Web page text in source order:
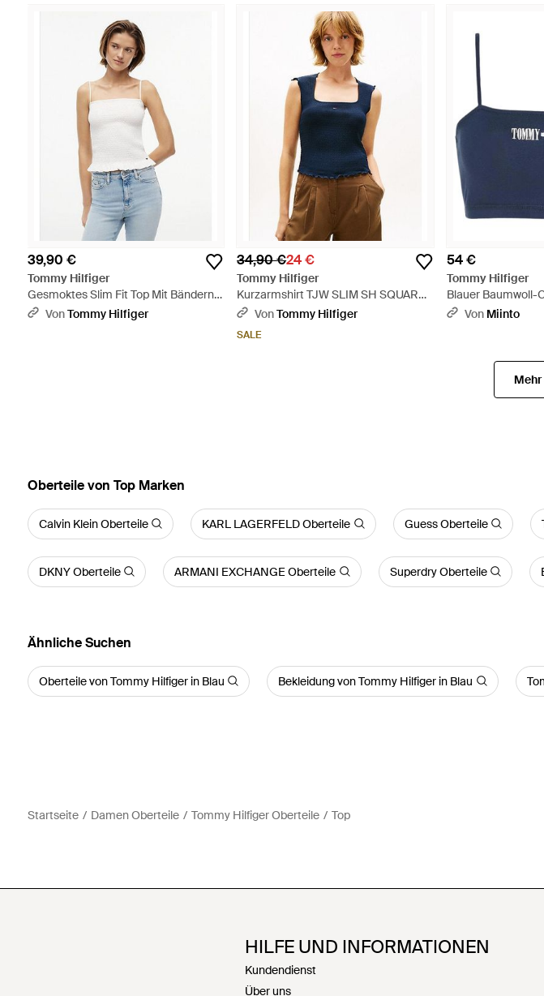
39,90 €
Tommy Hilfiger
Gesmoktes Slim Fit Top Mit Bändern -
WeißVonTommy Hilfiger
34,90 €24 €
Tommy Hilfiger
Kurzarmshirt TJW SLIM SH SQUARE
NCK SMOCK TOP mit dem gewellten
VonTommy Hilfiger
SALE
54 €
Tommy Hilfiger
Blauer Baumwoll-
Archiv - Blau
Von Miinto
Mehr
Oberteile von Top Marken
Calvin Klein Oberteile KARL LAGERFELD Oberteile Guess Oberteile
DKNY Oberteile ARMANI EXCHANGE Oberteile Superdry Oberteile
Ähnliche Suchen
Oberteile von Tommy Hilfiger in Blau Bekleidung von Tommy Hilfiger in Blau
Startseite Damen Oberteile Tommy Hilfiger Oberteile Top
HILFE UND INFORMATIONEN
Kundendienst
Über uns